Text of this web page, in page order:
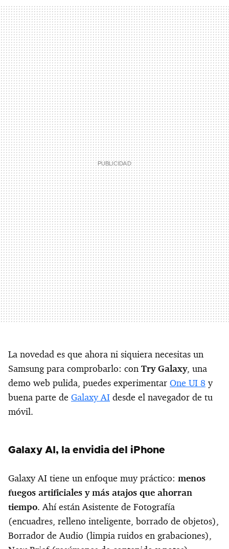
La novedad es que ahora ni siquiera necesitas un
Samsung para comprobarlo: con Try Galaxy, una
demo web pulida, puedes experimentar One UI 8 y
buena parte de Galaxy AI desde el navegador de tu
móvil.
Galaxy AI, la envidia del iPhone
Galaxy AI tiene un enfoque muy práctico: menos
fuegos artificiales y más atajos que ahorran
tiempo. Ahí están Asistente de Fotografía
(encuadres, relleno inteligente, borrado de objetos),
Borrador de Audio (limpia ruidos en grabaciones),